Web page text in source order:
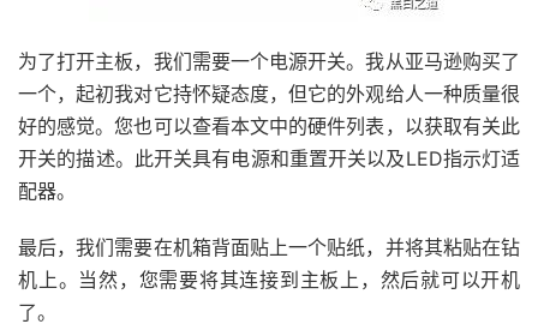
为了打开主板，我们需要一个电源开关。我从亚马逊购买了
一个，起初我对它持怀疑态度，但它的外观给人一种质量很
好的感觉。您也可以查看本文中的硬件列表，以获取有关此
开关的描述。此开关具有电源和重置开关以及LED指示灯适
配器。
最后，我们需要在机箱背面贴上一个贴纸，并将其粘贴在钻
机上。当然，您需要将其连接到主板上，然后就可以开机
了。